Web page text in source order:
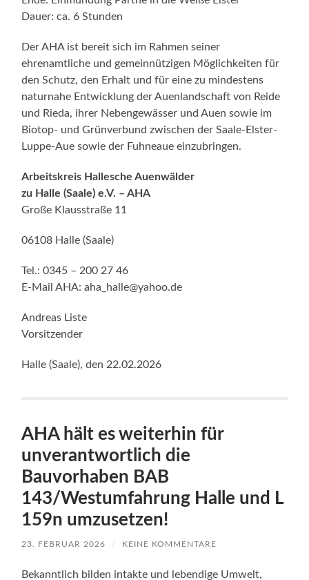
Dauer: ca. 6 Stunden
Der AHA ist bereit sich im Rahmen seiner
ehrenamtliche und gemeinnützigen Möglichkeiten für
den Schutz, den Erhalt und für eine zu mindestens
naturnahe Entwicklung der Auenlandschaft von Reide
und Rieda, ihrer Nebengewässer und Auen sowie im
Biotop- und Grünverbund zwischen der Saale-Elster-
Luppe-Aue sowie der Fuhneaue einzubringen.
Arbeitskreis Hallesche Auenwälder
zu Halle (Saale) e.V. – AHA
Große Klausstraße 11
06108 Halle (Saale)
Tel.: 0345 – 200 27 46
E-Mail AHA: aha_halle@yahoo.de
Andreas Liste
Vorsitzender
Halle (Saale), den 22.02.2026
AHA hält es weiterhin für
unverantwortlich die
Bauvorhaben BAB
143/Westumfahrung Halle und L
159n umzusetzen!
23. FEBRUAR 2026 / KEINE KOMMENTARE
Bekanntlich bilden intakte und lebendige Umwelt,